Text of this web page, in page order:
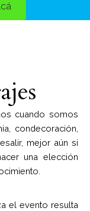
cuando somos
condecoración,
mejor aún si
una elección
el evento resulta